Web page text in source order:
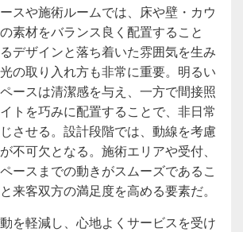
スや施術ルームでは、床や壁・カウ
素材をバランス良く配置すること
デザインと落ち着いた雰囲気を生み
の取り入れ方も非常に重要。明るい
ースは清潔感を与え、一方で間接照
トを巧みに配置することで、非日常
させる。設計段階では、動線を考慮
不可欠となる。施術エリアや受付、
ースまでの動きがスムーズであるこ
来客双方の満足度を高める要素だ。
を軽減し、心地よくサービスを受け